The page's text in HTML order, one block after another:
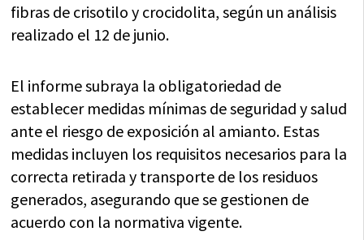
fibras de crisotilo y crocidolita, según un análisis
realizado el 12 de junio.
El informe subraya la obligatoriedad de
establecer medidas mínimas de seguridad y salud
ante el riesgo de exposición al amianto. Estas
medidas incluyen los requisitos necesarios para la
correcta retirada y transporte de los residuos
generados, asegurando que se gestionen de
acuerdo con la normativa vigente.